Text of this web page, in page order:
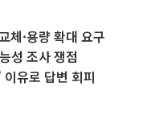
체·용량 확대 요구
성 조사 쟁점
유로 답변 회피